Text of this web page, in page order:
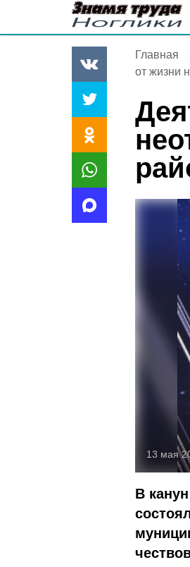
Главная
от жизни
13 мая
В